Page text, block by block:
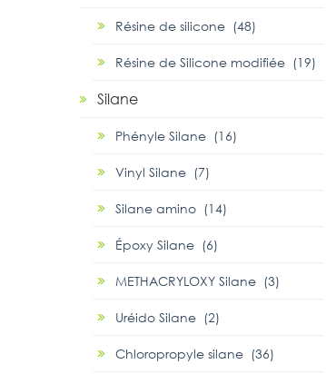
Résine de silicone (48)
Résine de Silicone modifiée (19)
Silane
Phényle Silane (16)
Vinyl Silane (7)
Silane amino (14)
Époxy Silane (6)
METHACRYLOXY Silane (3)
Uréido Silane (2)
Chloropropyle silane (36)